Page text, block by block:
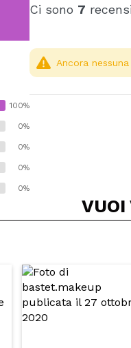
100%
0%
0%
0%
0%
Ci sono 7
Consiglieresti
Ancora
VUOI